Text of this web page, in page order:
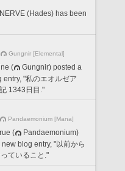
(Hades) has been
Gungnir [Elemental]
(
Gungnir) posted a
entry, "私のエオルゼア
1343日目."
Pandaemonium [Mana]
(
Pandaemonium)
blog entry, "以前から
ていること."